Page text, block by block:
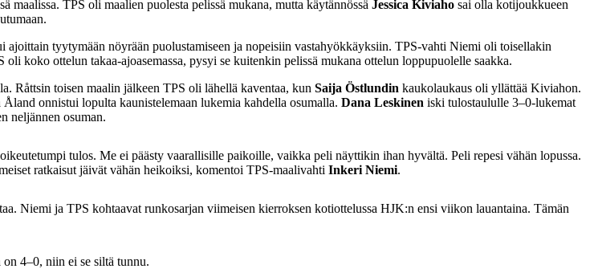
TPS oli maalien puolesta pelissä mukana, mutta käytännössä Jessica Kiviaho sai olla kotijoukkueen
tyytymään nöyrään puolustamiseen ja nopeisiin vastahyökkäyksiin. TPS-vahti Niemi oli toisellakin
koko ottelun takaa-ajoasemassa, pysyi se kuitenkin pelissä mukana ottelun loppupuolelle saakka.
Råttsin toisen maalin jälkeen TPS oli lähellä kaventaa, kun Saija Östlundin kaukolaukaus oli yllättää Kiviahon.
onnistui lopulta kaunistelemaan lukemia kahdella osumalla. Dana Leskinen iski tulostaululle 3–0-lukemat
neljännen osuman.
tulos. Me ei päästy vaarallisille paikoille, vaikka peli näyttikin ihan hyvältä. Peli repesi vähän lopussa.
ratkaisut jäivät vähän heikoiksi, komentoi TPS-maalivahti Inkeri Niemi.
Niemi ja TPS kohtaavat runkosarjan viimeisen kierroksen kotiottelussa HJK:n ensi viikon lauantaina. Tämän
4–0, niin ei se siltä tunnu.